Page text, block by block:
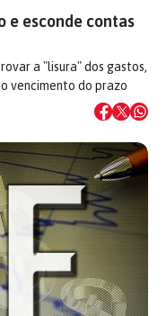
e esconde contas
a "lisura" dos gastos,
vencimento do prazo